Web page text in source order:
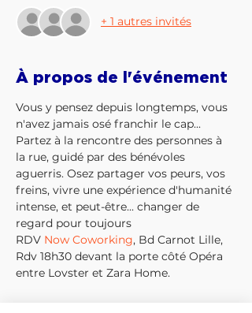
+ 1 autres invités
À propos de l'événement
Vous y pensez depuis longtemps, vous
n'avez jamais osé franchir le cap...
Partez à la rencontre des personnes à
la rue, guidé par des bénévoles
aguerris. Osez partager vos peurs, vos
freins, vivre une expérience d'humanité
intense, et peut-être... changer de
regard pour toujours
RDV Now Coworking, Bd Carnot Lille,
Rdv 18h30 devant la porte côté Opéra
entre Lovster et Zara Home.